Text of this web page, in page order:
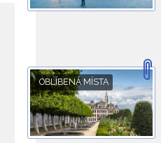
OBLÍBENÁ MÍSTA